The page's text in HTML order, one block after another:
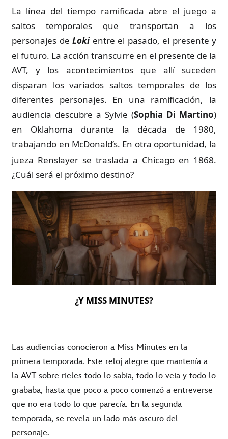
La línea del tiempo ramificada abre el juego a
saltos temporales que transportan a los
personajes de Lokientre el pasado, el presente y
el futuro. La acción transcurre en el presente de la
AVT, y los acontecimientos que allí suceden
disparan los variados saltos temporales de los
diferentes personajes. En una ramificación, la
audiencia descubre a Sylvie (Sophia Di Martino)
en Oklahoma durante la década de 1980,
trabajando en McDonald’s. En otra oportunidad, la
jueza Renslayer se traslada a Chicago en 1868.
¿Cuál será el próximo destino?
¿Y MISS MINUTES?
Las audiencias conocieron a Miss Minutes en la
primera temporada. Este reloj alegre que mantenía a
la AVT sobre rieles todo lo sabía, todo lo veía y todo lo
grababa, hasta que poco a poco comenzó a entreverse
que no era todo lo que parecía. En la segunda
temporada, se revela un lado más oscuro del
personaje.